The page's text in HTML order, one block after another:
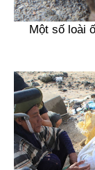
Một số loài